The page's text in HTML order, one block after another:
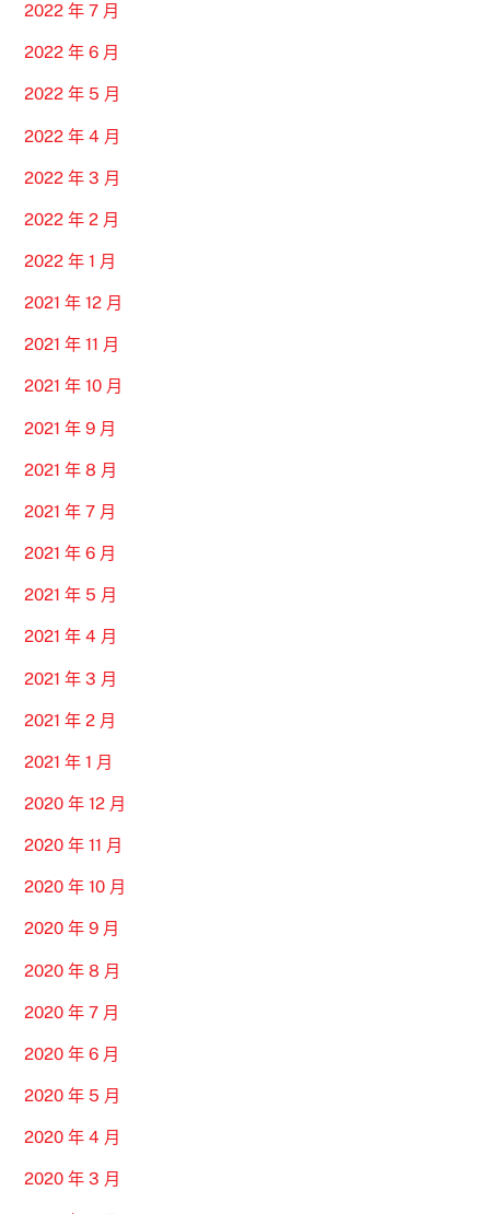
2022 年 7 月
2022 年 6 月
2022 年 5 月
2022 年 4 月
2022 年 3 月
2022 年 2 月
2022 年 1 月
2021 年 12 月
2021 年 11 月
2021 年 10 月
2021 年 9 月
2021 年 8 月
2021 年 7 月
2021 年 6 月
2021 年 5 月
2021 年 4 月
2021 年 3 月
2021 年 2 月
2021 年 1 月
2020 年 12 月
2020 年 11 月
2020 年 10 月
2020 年 9 月
2020 年 8 月
2020 年 7 月
2020 年 6 月
2020 年 5 月
2020 年 4 月
2020 年 3 月